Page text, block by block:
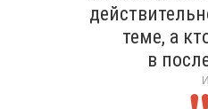
теме, а
в